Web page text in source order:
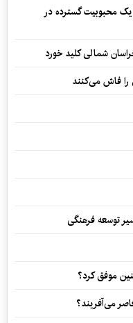
یک محبوبیت گسترده در
شمالی کلید خورد
را فاش می‌کنند
توسعه فرهنگی
موفق کرد؟
می‌آفریند؟